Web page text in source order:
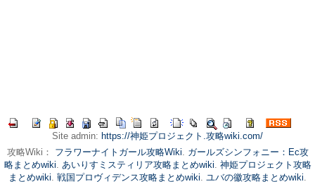
Site admin: https://神姫プロジェクト.攻略wiki.com/
攻略Wiki： フラワーナイトガール攻略Wiki. ガールズシンフォニー：Ec攻
略まとめwiki. あいりすミスティリア攻略まとめwiki. 神姫プロジェクト攻略
まとめwiki. 戦国プロヴィデンス攻略まとめwiki. ユバの徽攻略まとめwiki.